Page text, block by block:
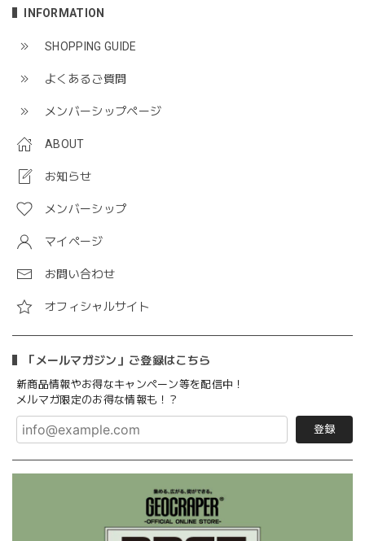
INFORMATION
SHOPPING GUIDE
よくあるご質問
メンバーシップページ
ABOUT
お知らせ
メンバーシップ
マイページ
お問い合わせ
オフィシャルサイト
「メールマガジン」ご登録はこちら
新商品情報やお得なキャンペーン等を配信中！
メルマガ限定のお得な情報も！？
登録